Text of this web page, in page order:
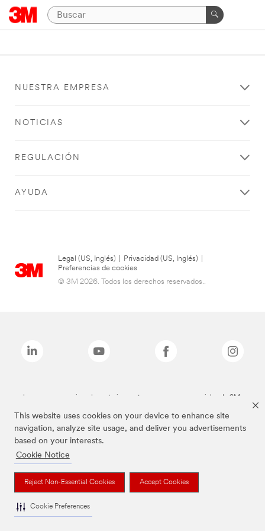
This website uses cookies on your device to enhance site
navigation, analyze site usage, and deliver you advertisements
based on your interests.
Cookie Notice
Reject Non-Essential Cookies Accept Cookies
Cookie Preferences
NUESTRA EMPRESA
NOTICIAS
REGULACIÓN
AYUDA
Legal (US, Inglés) Privacidad (US, Inglés)
Preferencias de cookies
© 3M 2026. Todos los derechos reservados..
Las marcas mencionadas anteriormente son marcas comerciales de 3M.